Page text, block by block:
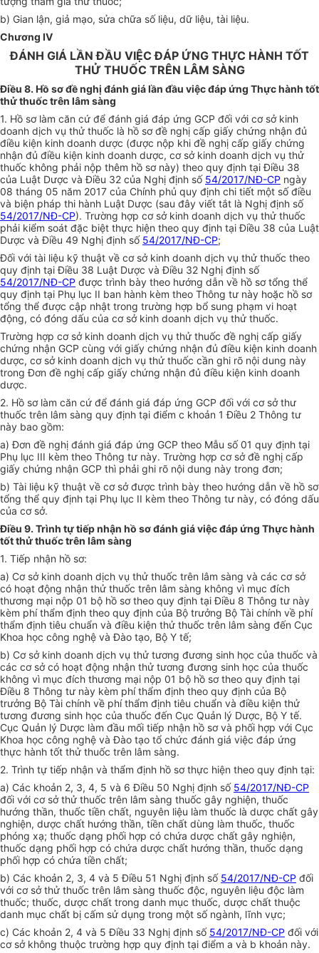
b) Gian lận, giả mạo, sửa chữa số liệu, dữ liệu, tài liệu.
Chương IV
ĐÁNH GIÁ LẦN ĐẦU VIỆC ĐÁP ỨNG THỰC HÀNH TỐT
THỬ THUỐC TRÊN LÂM SÀNG
Điều 8. Hồ sơ đề nghị đánh giá lần đầu việc đáp ứng Thực hành tốt
thử thuốc trên lâm sàng
1. Hồ sơ làm căn cứ để đánh giá đáp ứng GCP đối với cơ sở kinh
doanh dịch vụ thử thuốc là hồ sơ đề nghị cấp giấy chứng nhận đủ
điều kiện kinh doanh dược (được nộp khi đề nghị cấp giấy chứng
nhận đủ điều kiện kinh doanh dược, cơ sở kinh doanh dịch vụ thử
thuốc không phải nộp thêm hồ sơ này) theo quy định tại Điều 38
của Luật Dược và Điều 32 của Nghị định số 54/2017/NĐ-CP ngày
08 tháng 05 năm 2017 của Chính phủ quy định chi tiết một số điều
và biện pháp thi hành Luật Dược (sau đây viết tắt là Nghị định số
54/2017/NĐ-CP). Trường hợp cơ sở kinh doanh dịch vụ thử thuốc
phải kiểm soát đặc biệt thực hiện theo quy định tại Điều 38 của Luật
Dược và Điều 49 Nghị định số 54/2017/NĐ-CP;
Đối với tài liệu kỹ thuật về cơ sở kinh doanh dịch vụ thử thuốc theo
quy định tại Điều 38 Luật Dược và Điều 32 Nghị định số
54/2017/NĐ-CP được trình bày theo hướng dẫn về hồ sơ tổng thể
quy định tại Phụ lục II ban hành kèm theo Thông tư này hoặc hồ sơ
tổng thể được cập nhật trong trường hợp bổ sung phạm vi hoạt
động, có đóng dấu của cơ sở kinh doanh dịch vụ thử thuốc.
Trường hợp cơ sở kinh doanh dịch vụ thử thuốc đề nghị cấp giấy
chứng nhận GCP cùng với giấy chứng nhận đủ điều kiện kinh doanh
dược, cơ sở kinh doanh dịch vụ thử thuốc cần ghi rõ nội dung này
trong Đơn đề nghị cấp giấy chứng nhận đủ điều kiện kinh doanh
dược.
2. Hồ sơ làm căn cứ để đánh giá đáp ứng GCP đối với cơ sở thư
thuốc trên lâm sàng quy định tại điểm c khoản 1 Điều 2 Thông tư
này bao gồm:
a) Đơn đề nghị đánh giá đáp ứng GCP theo Mẫu số 01 quy định tại
Phụ lục III kèm theo Thông tư này. Trường hợp cơ sở đề nghị cấp
giấy chứng nhận GCP thì phải ghi rõ nội dung này trong đơn;
b) Tài liệu kỹ thuật về cơ sởđược trình bày theo hướng dẫn về hồ sơ
tổng thể quy định tại Phụ lục II kèm theo Thông tư này, có đóng dấu
của cơ sở.
Điều 9. Trình tự tiếp nhận hồ sơ đánh giá việc đáp ứng Thực hành
tốt thử thuốc trên lâm sàng
1. Tiếp nhận hồ sơ:
a) Cơ sở kinh doanh dịch vụ thử thuốc trên lâm sàng và các cơ sở
có hoạt động nhận thử thuốc trên lâm sàng không vì mục đích
thương mại nộp 01 bộ hồ sơ theo quy định tại Điều 8 Thông tư này
kèm phí thẩm định theo quy định của Bộ trưởng Bộ Tài chính về phí
thẩm định tiêu chuẩn và điều kiện thử thuốc trên lâm sàng đến Cục
Khoa học công nghệ và Đào tạo, Bộ Y tế;
b) Cơ sở kinh doanh dịch vụ thử tương đương sinh học của thuốc và
các cơ sở có hoạt động nhận thử tương đương sinh học của thuốc
không vì mục đích thương mại nộp 01 bộ hồ sơ theo quy định tại
Điều 8 Thông tư này kèm phí thẩm định theo quy định của Bộ
trưởng Bộ Tài chính về phí thẩm định tiêu chuẩn và điều kiện thử
tương đương sinh học của thuốc đến Cục Quản lý Dược, Bộ Y tế.
Cục Quản lý Dược làm đầu mối tiếp nhận hồ sơ và phối hợp với Cục
Khoa học công nghệ và Đào tạo tổ chức đánh giá việc đáp ứng
thực hành tốt thử thuốc trên lâm sàng.
2. Trình tự tiếp nhận và thẩm định hồ sơ thực hiện theo quy định tại:
a) Các khoản 2, 3, 4, 5 và 6 Điều 50 Nghị định số 54/2017/NĐ-CP
đối với cơ sở thử thuốc trên lâm sàng thuốc gây nghiện, thuốc
hướng thần, thuốc tiền chất, nguyên liệu làm thuốc là dược chất gây
nghiện, dược chất hướng thần, tiền chất dùng làm thuốc, thuốc
phóng xạ; thuốc dạng phối hợp có chứa dược chất gây nghiện,
thuốc dạng phối hợp có chứa dược chất hướng thần, thuốc dạng
phối hợp có chứa tiền chất;
b) Các khoản 2, 3, 4 và 5 Điều 51 Nghị định số 54/2017/NĐ-CP đối
với cơ sở thử thuốc trên lâm sàng thuốc độc, nguyên liệu độc làm
thuốc; thuốc, dược chất trong danh mục thuốc, dược chất thuộc
danh mục chất bị cấm sử dụng trong một số ngành, lĩnh vực;
c) Các khoản 2, 4 và 5 Điều 33 Nghị định số 54/2017/NĐ-CP đối với
cơ sởkhông thuộc trường hợp quy định tại điểm a và b khoản này.